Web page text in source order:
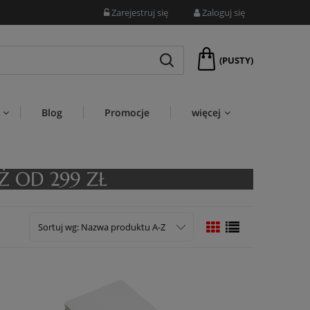
Zarejestruj się Zaloguj się
(PUSTY)
Blog Promocje więcej
Sortuj wg: Nazwa produktu A-Z